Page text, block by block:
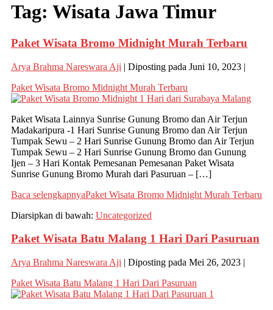
Tag: Wisata Jawa Timur
Paket Wisata Bromo Midnight Murah Terbaru
Arya Brahma Nareswara Aji | Diposting pada Juni 10, 2023 |
Paket Wisata Bromo Midnight Murah Terbaru
Paket Wisata Lainnya Sunrise Gunung Bromo dan Air Terjun
Madakaripura -1 Hari Sunrise Gunung Bromo dan Air Terjun
Tumpak Sewu – 2 Hari Sunrise Gunung Bromo dan Air Terjun
Tumpak Sewu – 2 Hari Sunrise Gunung Bromo dan Gunung
Ijen – 3 Hari Kontak Pemesanan Pemesanan Paket Wisata
Sunrise Gunung Bromo Murah dari Pasuruan – […]
Baca selengkapnyaPaket Wisata Bromo Midnight Murah Terbaru
Diarsipkan di bawah: Uncategorized
Paket Wisata Batu Malang 1 Hari Dari Pasuruan
Arya Brahma Nareswara Aji | Diposting pada Mei 26, 2023 |
Paket Wisata Batu Malang 1 Hari Dari Pasuruan